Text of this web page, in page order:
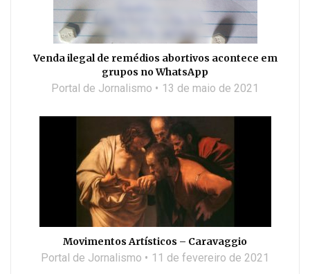
Venda ilegal de remédios abortivos acontece em
grupos no WhatsApp
Portal de Jornalismo 13 de maio de 2021
Movimentos Artísticos – Caravaggio
Portal de Jornalismo 11 de fevereiro de 2021